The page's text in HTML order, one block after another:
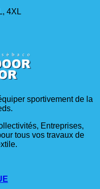
4XL
sportivement de la
Entreprises,
tous vos travaux de